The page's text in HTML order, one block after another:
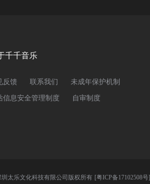
千千音乐
反馈 联系我们 未成年保护机制
信息安全管理制度 自审制度
太乐文化科技有限公司版权所有 [粤ICP备17102508号]